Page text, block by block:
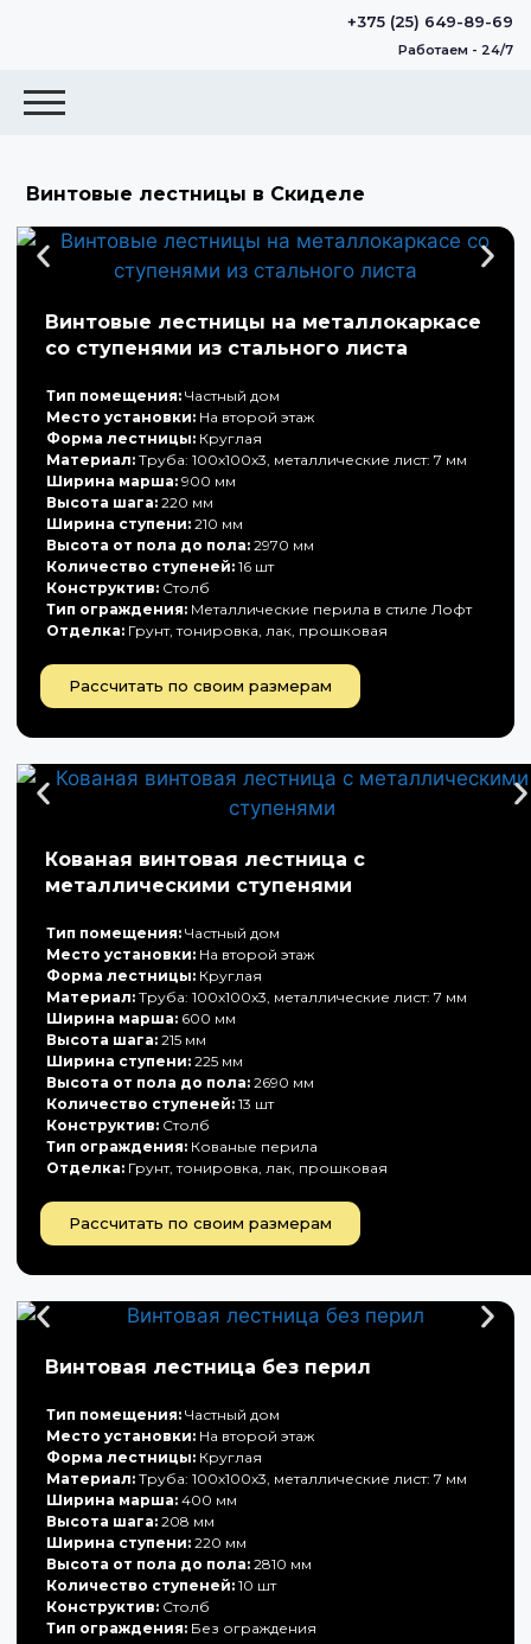
+375 (25) 649-89-69
Работаем - 24/7
Винтовые лестницы в Скиделе
Винтовые лестницы на металлокаркасе
со ступенями из стального листа
Тип помещения: Частный дом
Место установки: На второй этаж
Форма лестницы: Круглая
Материал: Труба: 100х100х3, металлические лист: 7 мм
Ширина марша: 900 мм
Высота шага: 220 мм
Ширина ступени: 210 мм
Высота от пола до пола: 2970 мм
Количество ступеней: 16 шт
Конструктив: Столб
Тип ограждения: Металлические перила в стиле Лофт
Отделка: Грунт, тонировка, лак, прошковая
Рассчитать по своим размерам
Кованая винтовая лестница с
металлическими ступенями
Тип помещения: Частный дом
Место установки: На второй этаж
Форма лестницы: Круглая
Материал: Труба: 100х100х3, металлические лист: 7 мм
Ширина марша: 600 мм
Высота шага: 215 мм
Ширина ступени: 225 мм
Высота от пола до пола: 2690 мм
Количество ступеней: 13 шт
Конструктив: Столб
Тип ограждения: Кованые перила
Отделка: Грунт, тонировка, лак, прошковая
Рассчитать по своим размерам
Винтовая лестница без перил
Тип помещения: Частный дом
Место установки: На второй этаж
Форма лестницы: Круглая
Материал: Труба: 100х100х3, металлические лист: 7 мм
Ширина марша: 400 мм
Высота шага: 208 мм
Ширина ступени: 220 мм
Высота от пола до пола: 2810 мм
Количество ступеней: 10 шт
Конструктив: Столб
Тип ограждения: Без ограждения